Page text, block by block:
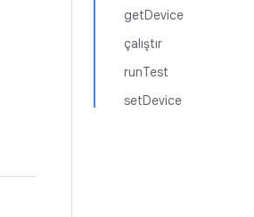
getDevice
çalıştır
runTest
setDevice